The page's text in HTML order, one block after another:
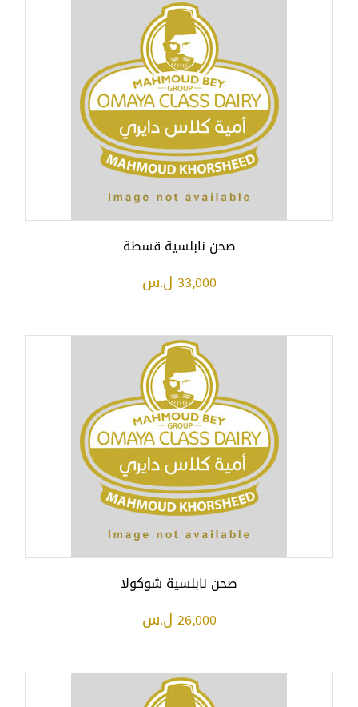
صحن نابلسية قسطة
33,000 ل.س
صحن نابلسية شوكولا
26,000 ل.س